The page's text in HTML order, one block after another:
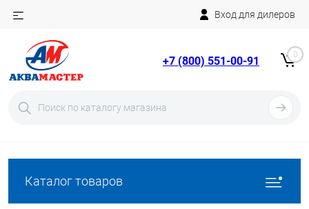
Вход для дилеров
+7 (800) 551-00-91 0
Каталог товаров